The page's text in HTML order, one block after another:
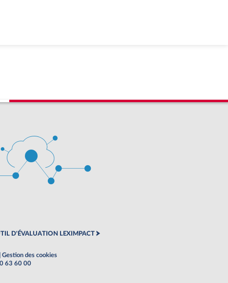
D'ÉVALUATION LEXIMPACT
Gestion des cookies
63 60 00